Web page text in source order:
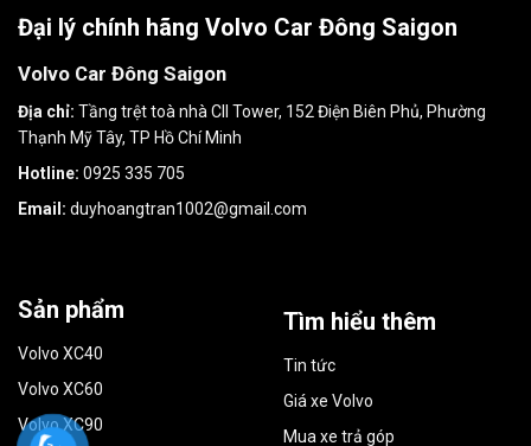
Đại lý chính hãng Volvo Car Đông Saigon
Volvo Car Đông Saigon
Địa chỉ: Tầng trệt toà nhà CII Tower, 152 Điện Biên Phủ, Phường
Thạnh Mỹ Tây, TP Hồ Chí Minh
Hotline: 0925 335 705
Email: duyhoangtran1002@gmail.com
Sản phẩm
Volvo XC40
Volvo XC60
Volvo XC90
Tìm hiểu thêm
Tin tức
Giá xe Volvo
Mua xe trả góp